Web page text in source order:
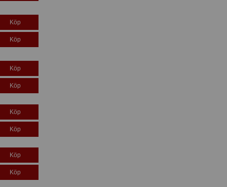
Köp
Köp
Köp
Köp
Köp
Köp
Köp
Köp